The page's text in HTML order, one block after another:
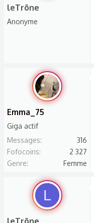
n
leTrõne
Anonyme
Emma_75
Giga actif
Messages
316
Fofocoins
2 327
Genre
Femme
L
leTrõne